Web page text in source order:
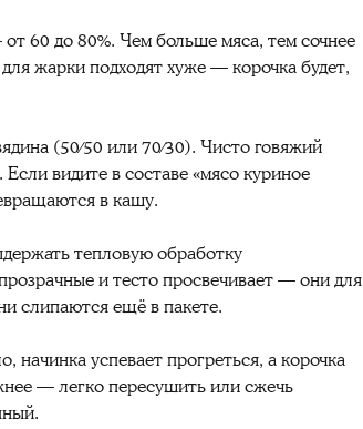
60 до 80%. Чем больше мяса, тем сочнее
жарки подходят хуже — корочка будет,
(50⁄50 или 70⁄30). Чисто говяжий
видите в составе «мясо куриное
в кашу.
тепловую обработку
и тесто просвечивает — они для
слипаются ещё в пакете.
успевает прогреться, а корочка
— легко пересушить или сжечь